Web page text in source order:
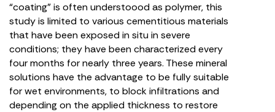
“coating” is often understoood as polymer, this
study is limited to various cementitious materials
that have been exposed in situ in severe
conditions; they have been characterized every
four months for nearly three years. These mineral
solutions have the advantage to be fully suitable
for wet environments, to block infiltrations and
depending on the applied thickness to restore